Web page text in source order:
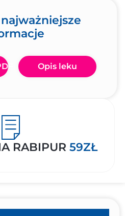
Opis leku
RABIPUR 59ZŁ